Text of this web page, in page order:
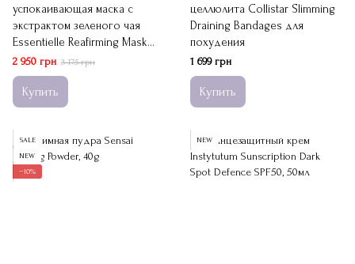
успокаивающая маска с
экстрактом зеленого чая
Essentielle Reafirming Mask
Green Tea Atache
2 950 грн 3 175 грн
Купить
целлюлита Collistar Slimming
Draining Bandages для
похудения
1 699 грн
Купить
SALE
NEW
−10%
NEW